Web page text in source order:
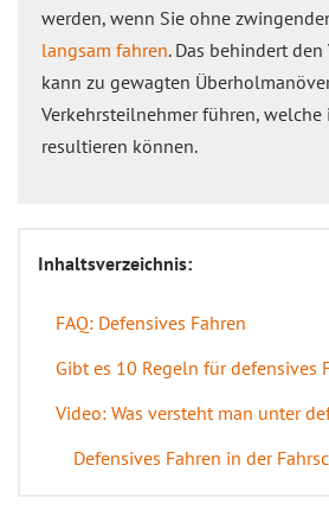
werden, wenn Sie ohne
langsam fahren. Das behindert
kann zu gewagten
Verkehrsteilnehmer führen, welche
resultieren können.
Inhaltsverzeichnis:
FAQ: Defensives Fahren
Gibt es 10 Regeln für defensives
Video: Was versteht man unter
Defensives Fahren in der